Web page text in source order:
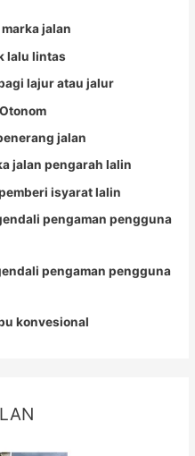
jalan
lalu lintas
lajur atau jalur
jalan
jalan pengarah lalin
isyarat lalin
pengaman pengguna
pengaman pengguna
konvesional